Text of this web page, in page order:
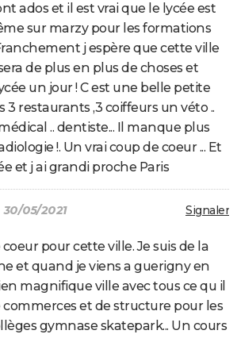
ados et il est vrai que le lycée est
sur marzy pour les formations
j espère que cette ville
de plus en plus de choses et
un jour ! C est une belle petite
3 restaurants ,3 coiffeurs un véto ..
.. dentiste... Il manque plus
!. Un vrai coup de coeur ... Et
et j ai grandi proche Paris
Signaler
30/05/2021
pour cette ville. Je suis de la
et quand je viens a guerigny en
magnifique ville avec tous ce qu il
et de structure pour les
gymnase skatepark... Un cours